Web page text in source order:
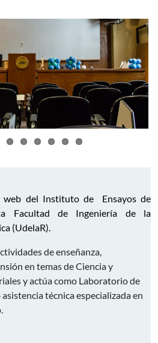
web del Instituto de Ensayos de
Facultad de Ingeniería de la
(UdelaR).
de enseñanza,
en temas de Ciencia y
y actúa como Laboratorio de
técnica especializada en